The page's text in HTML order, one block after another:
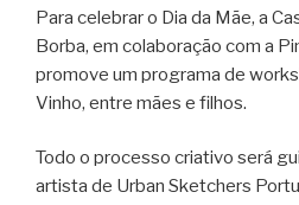
Para celebrar o Dia da Mãe, a
Borba, em colaboração com a
promove um programa de
Vinho, entre mães e filhos.
Todo o processo criativo será
artista de Urban Sketchers